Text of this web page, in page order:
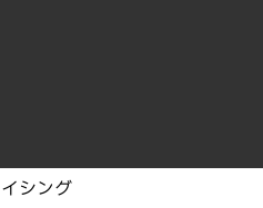
シング